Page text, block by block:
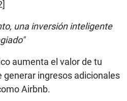
una inversión inteligente
aumenta el valor de tu
ingresos adicionales
Airbnb.